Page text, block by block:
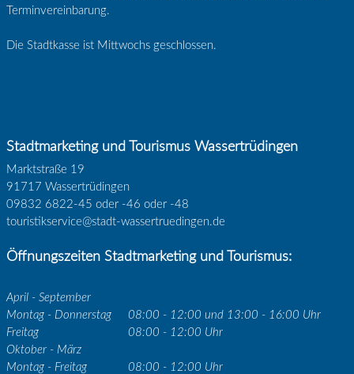
Terminvereinbarung.
Die Stadtkasse ist Mittwochs geschlossen.
Stadtmarketing und Tourismus Wassertrüdingen
Marktstraße 19
91717 Wassertrüdingen
09832 6822-45 oder -46 oder -48
touristikservice@stadt-wassertruedingen.de
Öffnungszeiten Stadtmarketing und Tourismus:
April - September
Montag - Donnerstag
08:00 - 12:00 und 13:00 - 16:00 Uhr
Freitag
08:00 - 12:00 Uhr
Oktober - März
Montag - Freitag
08:00 - 12:00 Uhr